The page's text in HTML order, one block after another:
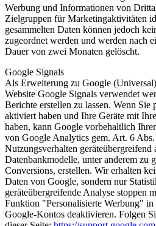
Werbung und Informationen von
Zielgruppen für Marketingaktivitäten
gesammelten Daten können jedoch
zugeordnet werden und werden nach
Dauer von zwei Monaten gelöscht.
Google Signals
Als Erweiterung zu Google
Website Google Signals verwendet
Berichte erstellen zu lassen. Wenn Sie
aktiviert haben und Ihre Geräte mit
haben, kann Google vorbehaltlich
von Google Analytics gem. Art. 6
Nutzungsverhalten geräteübergreifend
Datenbankmodelle, unter anderem zu
Conversions, erstellen. Wir erhalten
Daten von Google, sondern nur
geräteübergreifende Analyse stoppen
Funktion "Personalisierte Werbung"
Google-Kontos deaktivieren. Folgen